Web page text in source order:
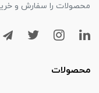
محصولات را سفارش و
محصولات